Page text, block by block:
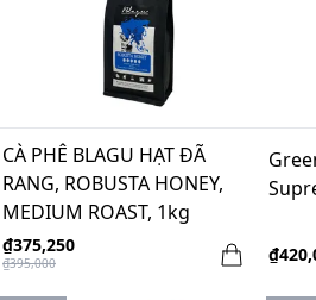
CÀ PHÊ BLAGU HẠT ĐÃ
RANG, ROBUSTA HONEY,
MEDIUM ROAST, 1kg
₫375,250
₫395,000